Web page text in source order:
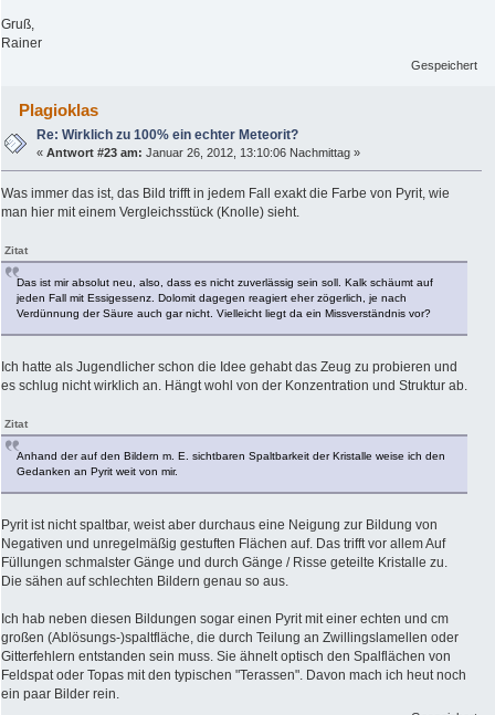
Gruß,
Rainer
Gespeichert
Plagioklas
Re: Wirklich zu 100% ein echter Meteorit?
«Antwort #23 am: Januar 26, 2012, 13:10:06 Nachmittag »
Was immer das ist, das Bild trifft in jedem Fall exakt die Farbe von Pyrit, wie
man hier mit einem Vergleichsstück (Knolle) sieht.
Zitat
Das ist mir absolut neu, also, dass es nicht zuverlässig sein soll. Kalk schäumt auf
jeden Fall mit Essigessenz. Dolomit dagegen reagiert eher zögerlich, je nach
Verdünnung der Säure auch gar nicht. Vielleicht liegt da ein Missverständnis vor?
Ich hatte als Jugendlicher schon die Idee gehabt das Zeug zu probieren und
es schlug nicht wirklich an. Hängt wohl von der Konzentration und Struktur ab.
Zitat
Anhand der auf den Bildern m. E. sichtbaren Spaltbarkeit der Kristalle weise ich den
Gedanken an Pyrit weit von mir.
Pyrit ist nicht spaltbar, weist aber durchaus eine Neigung zur Bildung von
Negativen und unregelmäßig gestuften Flächen auf. Das trifft vor allem Auf
Füllungen schmalster Gänge und durch Gänge / Risse geteilte Kristalle zu.
Die sähen auf schlechten Bildern genau so aus.
Ich hab neben diesen Bildungen sogar einen Pyrit mit einer echten und cm
großen (Ablösungs-)spaltfläche, die durch Teilung an Zwillingslamellen oder
Gitterfehlern entstanden sein muss. Sie ähnelt optisch den Spalflächen von
Feldspat oder Topas mit den typischen "Terassen". Davon mach ich heut noch
ein paar Bilder rein.